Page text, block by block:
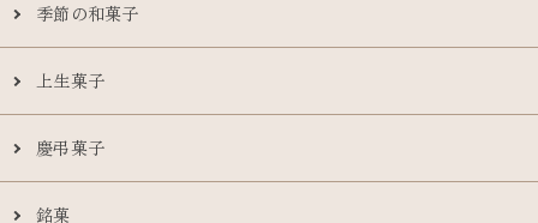
季節の和菓子
上生菓子
慶弔菓子
銘菓